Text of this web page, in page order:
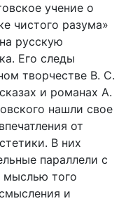
учение о
чистого разума»
русскую
Его следы
творчестве В. С.
и романах А.
нашли свое
от
В них
параллели с
мыслью того
и